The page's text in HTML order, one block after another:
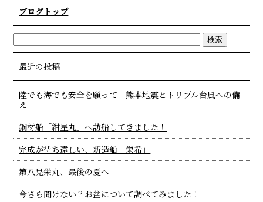
ブログトップ
最近の投稿
陸でも海でも安全を願って―熊本地震とトリプル台風への備
え
鋼材船「紺星丸」へ訪船してきました！
完成が待ち遠しい、新造船「栄希」
第八晃栄丸、最後の夏へ
今さら聞けない？お盆について調べてみました！